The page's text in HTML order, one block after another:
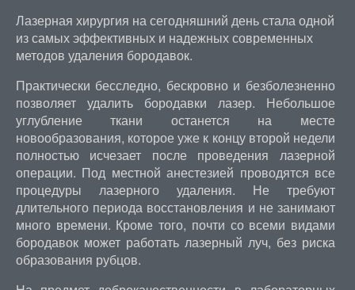
Лазерная хирургия на сегодняшний день стала одной
из самых эффективных и надежных современных
методов удаления бородавок.
Практически бесследно, бескровно и безболезненно
позволяет удалить бородавки лазер. Небольшое
углубление ткани останется на месте
новообразования, которое уже к концу второй недели
полностью исчезает после проведения лазерной
операции. Под местной анестезией проводятся все
процедуры лазерного удаления. Не требуют
длительного периода восстановления и не занимают
много времени. Кроме того, почти со всеми видами
бородавок может работать лазерный луч, без риска
образования рубцов.